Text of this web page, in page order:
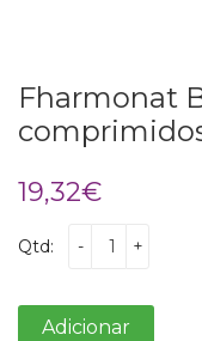
Fharmonat
19,32€
Qtd: - +
Adicionar